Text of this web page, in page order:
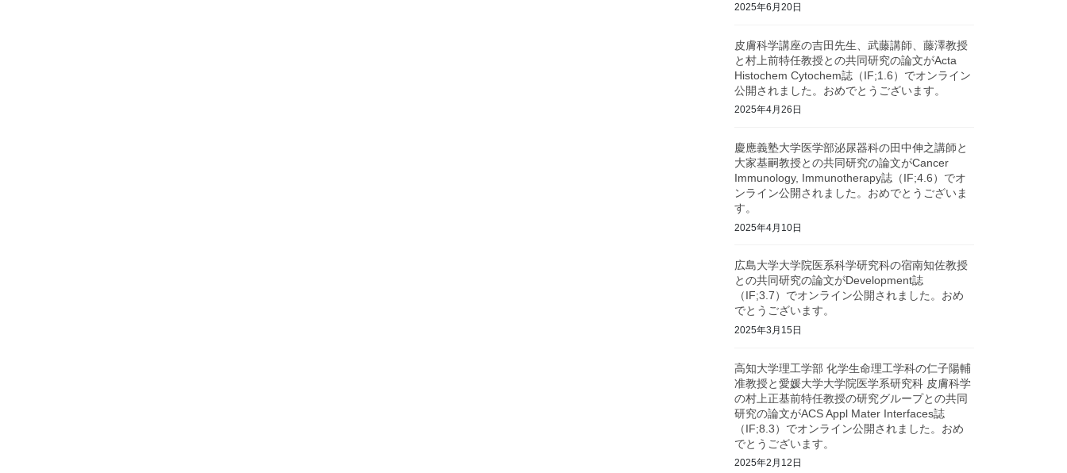
2025年6月20日
皮膚科学講座の吉田先生、武藤講師、藤澤教授
と村上前特任教授との共同研究の論文がActa
Histochem Cytochem誌（IF;1.6）でオンライン
公開されました。おめでとうございます。
2025年4月26日
慶應義塾大学医学部泌尿器科の田中伸之講師と
大家基嗣教授との共同研究の論文がCancer
Immunology, Immunotherapy誌（IF;4.6）でオ
ンライン公開されました。おめでとうございま
す。
2025年4月10日
広島大学大学院医系科学研究科の宿南知佐教授
との共同研究の論文がDevelopment誌
（IF;3.7）でオンライン公開されました。おめ
でとうございます。
2025年3月15日
高知大学理工学部 化学生命理工学科の仁子陽輔
准教授と愛媛大学大学院医学系研究科 皮膚科学
の村上正基前特任教授の研究グループとの共同
研究の論文がACS Appl Mater Interfaces誌
（IF;8.3）でオンライン公開されました。おめ
でとうございます。
2025年2月12日